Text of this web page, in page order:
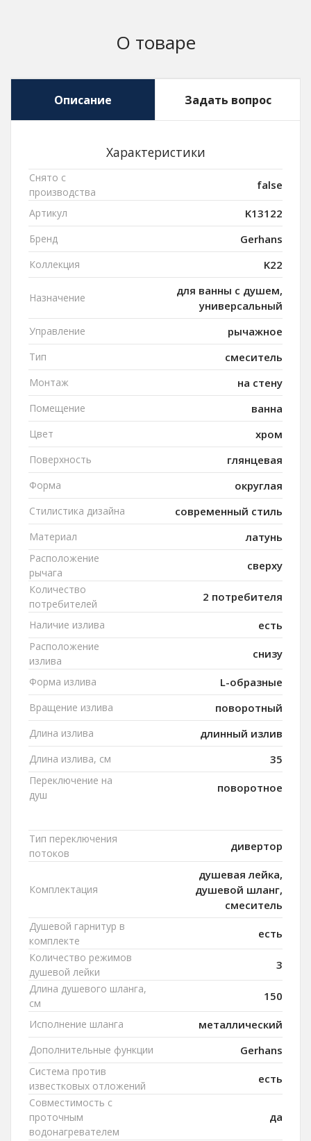
О товаре
Описание Задать вопрос
Характеристики
Снято с
производства
false
Артикул K13122
Бренд Gerhans
Коллекция K22
Назначение
для ванны с душем,
универсальный
Управление рычажное
Тип смеситель
Монтаж на стену
Помещение ванна
Цвет хром
Поверхность глянцевая
Форма округлая
Стилистика дизайна современный стиль
Материал латунь
Расположение
рычага
сверху
Количество
потребителей
2 потребителя
Наличие излива есть
Расположение
излива
снизу
Форма излива L-образные
Вращение излива поворотный
Длина излива длинный излив
Длина излива, см 35
Переключение на
душ
поворотное
Тип переключения
потоков
дивертор
Комплектация
душевая лейка,
душевой шланг,
смеситель
Душевой гарнитур в
комплекте
есть
Количество режимов
душевой лейки
3
Длина душевого шланга,
см
150
Исполнение шланга металлический
Дополнительные функции Gerhans
Система против
известковых отложений
есть
Совместимость с
проточным
водонагревателем
да